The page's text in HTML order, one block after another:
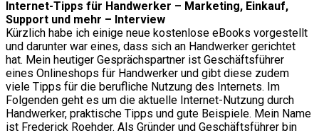
Internet-Tipps für Handwerker – Marketing, Einkauf,
Support und mehr – Interview
Kürzlich habe ich einige neue kostenlose eBooks vorgestellt
und darunter war eines, dass sich an Handwerker gerichtet
hat. Mein heutiger Gesprächspartner ist Geschäftsführer
eines Onlineshops für Handwerker und gibt diese zudem
viele Tipps für die berufliche Nutzung des Internets. Im
Folgenden geht es um die aktuelle Internet-Nutzung durch
Handwerker, praktische Tipps und gute Beispiele. Mein Name
ist Frederick Roehder. Als Gründer und Geschäftsführer bin